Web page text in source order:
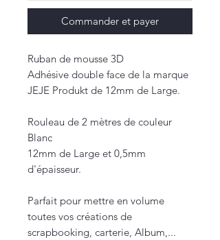
Commander et payer
Ruban de mousse 3D
Adhésive double face de la marque
JEJE Produkt de 12mm de Large.
Rouleau de 2 mètres de couleur
Blanc
12mm de Large et 0,5mm
d'épaisseur.
Parfait pour mettre en volume
toutes vos créations de
scrapbooking, carterie, Album,...